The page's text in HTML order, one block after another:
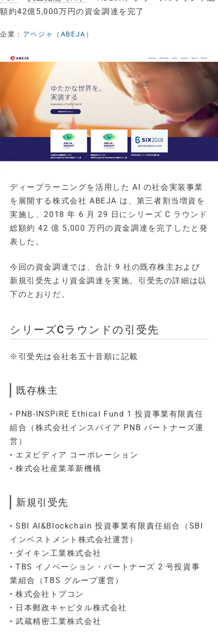
額約42億5,000万円の資金調達を完了
企業： アベジャ（ABEJA）
ディープラーニングを活用した AI の社会実装事業
を展開する株式会社 ABEJA は、第三者割当増資を
実施し、2018 年 6 月 29 日にシリーズ C ラウンド
総額約 42 億 5,000 万円の資金調達を完了したと発
表した。
今回の資金調達では、合計 9 社の既存株主および
新規引受先より資金調達を実施。引受先の詳細は以
下のとおりだ。
シリーズCラウンドの引受先
※引受先は会社名五十音順に記載
既存株主
• PNB-INSPiRE Ethical Fund 1 投資事業有限責任
組合（株式会社インスパイア PNB パートナーズ運
営）
• エヌビディア コーポレーション
• 株式会社産業革新機構
新規引受先
• SBI AI&Blockchain 投資事業有限責任組合（SBI
インベストメント株式会社運営）
• ダイキン工業株式会社
• TBS イノベーション・パートナーズ 2 号投資事
業組合（TBS グループ運営）
• 株式会社トプコン
• 日本郵政キャピタル株式会社
• 武蔵精密工業株式会社